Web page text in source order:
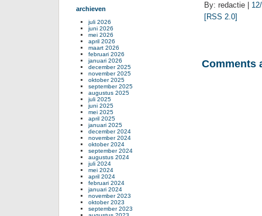
By: redactie |
[RSS 2.0]
Comments
archieven
juli 2026
juni 2026
mei 2026
april 2026
maart 2026
februari 2026
januari 2026
december 2025
november 2025
oktober 2025
september 2025
augustus 2025
juli 2025
juni 2025
mei 2025
april 2025
januari 2025
december 2024
november 2024
oktober 2024
september 2024
augustus 2024
juli 2024
mei 2024
april 2024
februari 2024
januari 2024
november 2023
oktober 2023
september 2023